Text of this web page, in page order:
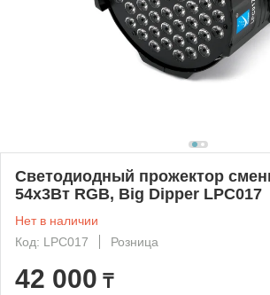
Светодиодный прожектор
54х3Вт RGB, Big Dipper LPC017
Нет в наличии
Код: LPC017
Розница
42 000 ₸